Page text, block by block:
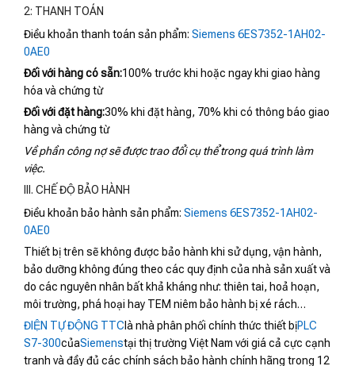
2: THANH TOÁN
Điều khoản thanh toán sản phẩm: Siemens 6ES7352-1AH02-
0AE0
Đối với hàng có sẵn:100% trước khi hoặc ngay khi giao hàng
hóa và chứng từ
Đối với đặt hàng:30% khi đặt hàng, 70% khi có thông báo giao
hàng và chứng từ
Về phần công nợ sẽ được trao đổi cụ thể trong quá trình làm
việc.
III. CHẾ ĐỘ BẢO HÀNH
Điều khoản bảo hành sản phẩm: Siemens 6ES7352-1AH02-
0AE0
Thiết bị trên sẽ không được bảo hành khi sử dụng, vận hành,
bảo dưỡng không đúng theo các quy định của nhà sản xuất và
do các nguyên nhân bất khả kháng như: thiên tai, hoả hoạn,
môi trường, phá hoại hay TEM niêm bảo hành bị xé rách…
ĐIỆN TỰ ĐỘNG TTC là nhà phân phối chính thức thiết bịPLC
S7-300củaSiemenstại thị trường Việt Nam với giá cả cực cạnh
tranh và đầy đủ các chính sách bảo hành chính hãng trong 12